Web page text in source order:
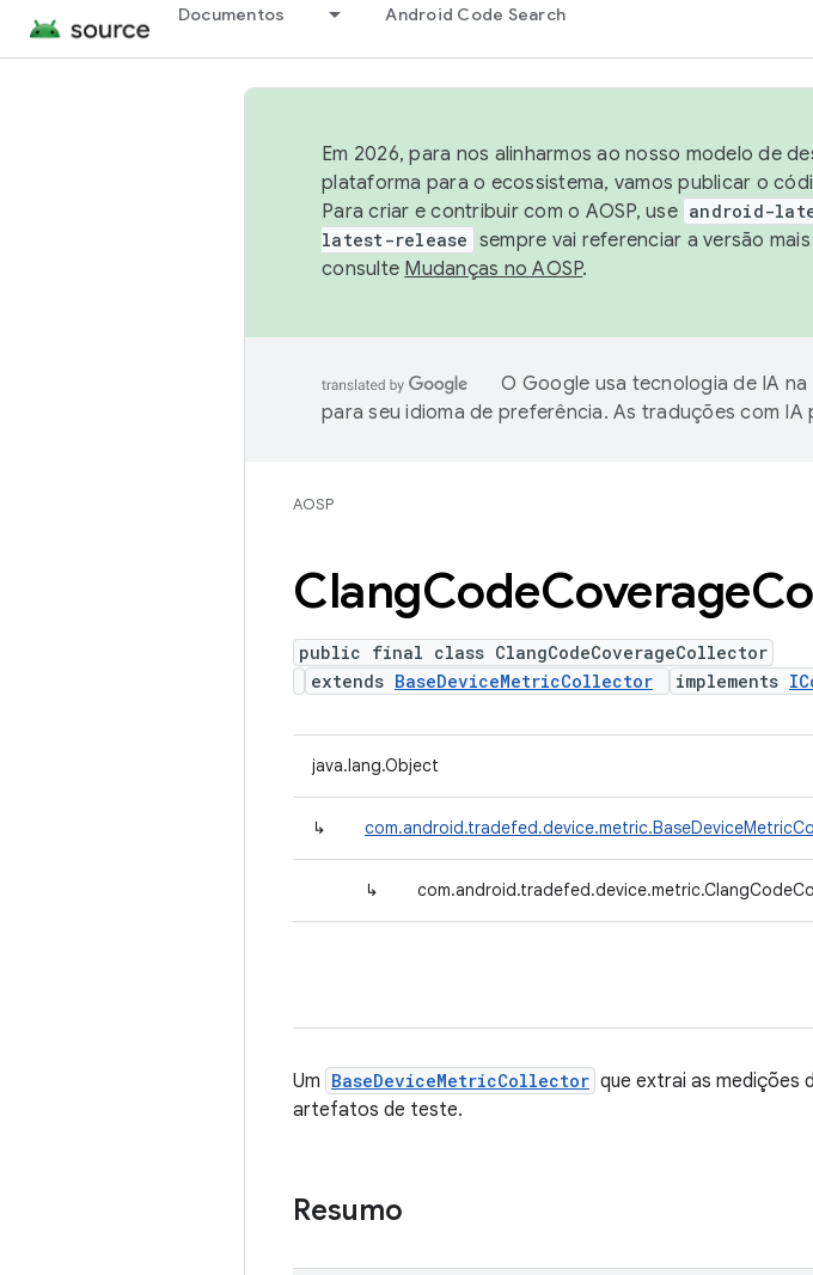
Documentos Android Code Search
Em 2026, para nos alinharmos ao nosso modelo de
plataforma para o ecossistema, vamos publicar o
Para criar e contribuir com o AOSP, use android-
latest-release sempre vai referenciar a versão
consulte Mudanças no AOSP.
O Google usa tecnologia de IA
para seu idioma de preferência. As traduções com IA
AOSP
ClangCodeCoverage
public final class ClangCodeCoverageCollector
extends BaseDeviceMetricCollector implements
java.lang.Object
↳
↳
Um BaseDeviceMetricCollector que extrai as medições
artefatos de teste.
Resumo